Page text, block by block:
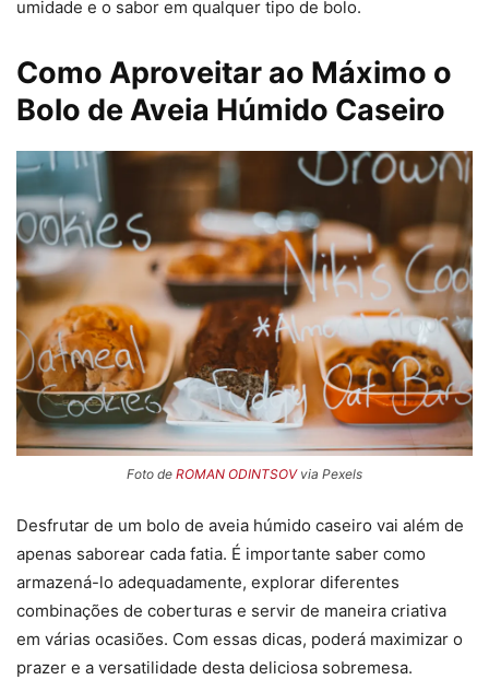
umidade e o sabor em qualquer tipo de bolo.
Como Aproveitar ao Máximo o
Bolo de Aveia Húmido Caseiro
Foto de ROMAN ODINTSOVvia Pexels
Desfrutar de um bolo de aveia húmido caseiro vai além de
apenas saborear cada fatia. É importante saber como
armazená-lo adequadamente, explorar diferentes
combinações de coberturas e servir de maneira criativa
em várias ocasiões. Com essas dicas, poderá maximizar o
prazer e a versatilidade desta deliciosa sobremesa.